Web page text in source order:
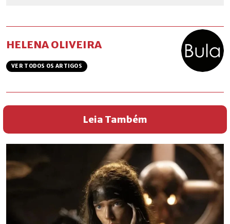
HELENA OLIVEIRA
VER TODOS OS ARTIGOS
Leia Também